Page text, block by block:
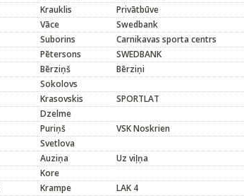
Krauklis Privātbūve
Vāce Swedbank
Suborins Carnikavas sporta centrs
Pētersons SWEDBANK
Bērziņš Bērziņi
Sokolovs
Krasovskis SPORTLAT
Dzelme
Puriņš VSK Noskrien
Svetlova
Auziņa Uz viļņa
Kore
Krampe LAK 4